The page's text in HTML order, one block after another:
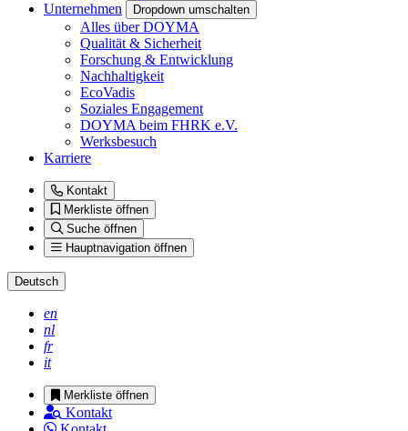
Unternehmen
Dropdown umschalten
Alles über DOYMA
Qualität & Sicherheit
Forschung & Entwicklung
Nachhaltigkeit
EcoVadis
Soziales Engagement
DOYMA beim FHRK e.V.
Werksbesuch
Karriere
Kontakt
Merkliste öffnen
Suche öffnen
Hauptnavigation öffnen
Deutsch
en
nl
fr
it
Merkliste öffnen
Kontakt